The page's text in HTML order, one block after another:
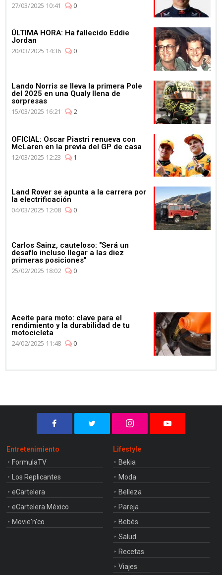
volante del Aston Martin
Vantage
27/03/2025 10:41
0
ÚLTIMA HORA: Ha fallecido Eddie
Jordan
20/03/2025 14:36
0
Lando Norris se lleva la primera Pole
del 2025 en una Qualy llena de
sorpresas
15/03/2025 16:21
2
OFICIAL: Oscar Piastri renueva con
McLaren en la previa del GP de casa
12/03/2025 12:23
1
Land Rover se apunta a la carrera por
la electrificación
04/03/2025 12:08
0
Carlos Sainz, cauteloso: "Será un
desafío incluso llegar a las diez
primeras posiciones"
25/02/2025 18:02
0
Aceite para moto: clave para el
rendimiento y la durabilidad de tu
motocicleta
24/02/2025 11:48
0
Entretenimiento
FormulaTV
Los Replicantes
eCartelera
eCartelera México
Movie'n'co
Lifestyle
Bekia
Moda
Belleza
Pareja
Bebés
Salud
Recetas
Viajes